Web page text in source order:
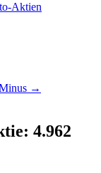
Aktien
→
4.962